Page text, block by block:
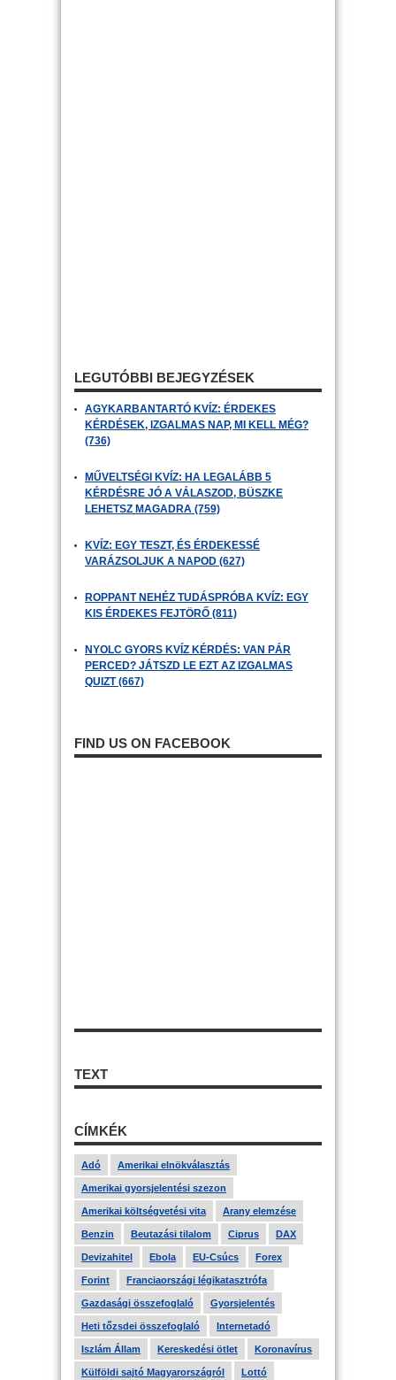
LEGUTÓBBI BEJEGYZÉSEK
AGYKARBANTARTÓ KVÍZ: ÉRDEKES
KÉRDÉSEK, IZGALMAS NAP, MI KELL MÉG?
(736)
MŰVELTSÉGI KVÍZ: HA LEGALÁBB 5
KÉRDÉSRE JÓ A VÁLASZOD, BÜSZKE
LEHETSZ MAGADRA (759)
KVÍZ: EGY TESZT, ÉS ÉRDEKESSÉ
VARÁZSOLJUK A NAPOD (627)
ROPPANT NEHÉZ TUDÁSPRÓBA KVÍZ: EGY
KIS ÉRDEKES FEJTÖRŐ (811)
NYOLC GYORS KVÍZ KÉRDÉS: VAN PÁR
PERCED? JÁTSZD LE EZT AZ IZGALMAS
QUIZT (667)
FIND US ON FACEBOOK
TEXT
CÍMKÉK
Adó Amerikai elnökválasztás
Amerikai gyorsjelentési szezon
Amerikai költségvetési vita Arany elemzése
Benzin Beutazási tilalom Ciprus DAX
Devizahitel Ebola EU-Csúcs Forex
Forint Franciaországi légikatasztrófa
Gazdasági összefoglaló Gyorsjelentés
Heti tőzsdei összefoglaló Internetadó
Iszlám Állam Kereskedési ötlet Koronavírus
Külföldi sajtó Magyarországról Lottó